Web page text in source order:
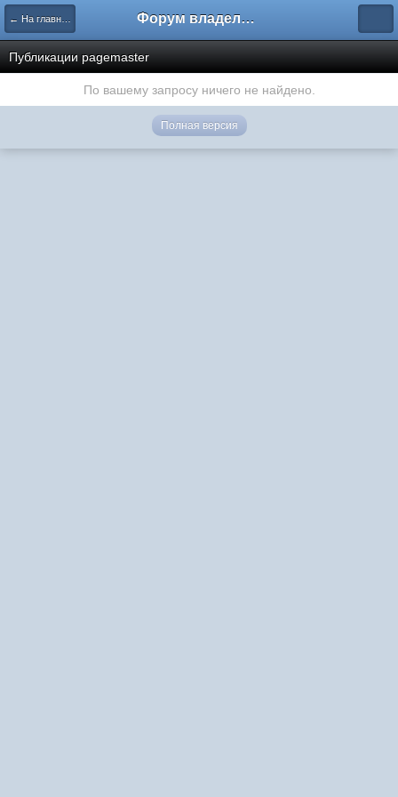
← На главную Форум владельцев интернет-магазинов
Публикации pagemaster
По вашему запросу ничего не найдено.
Полная версия